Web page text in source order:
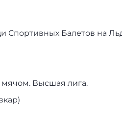
Спортивных Балетов на
мячом. Высшая лига.